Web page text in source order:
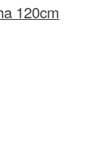
120cm